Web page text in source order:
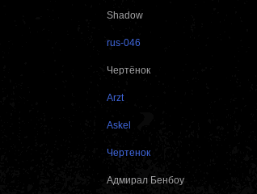
Shadow
rus-046
Чертёнок
Arzt
Askel
Чертенок
Адмирал Бенбоу